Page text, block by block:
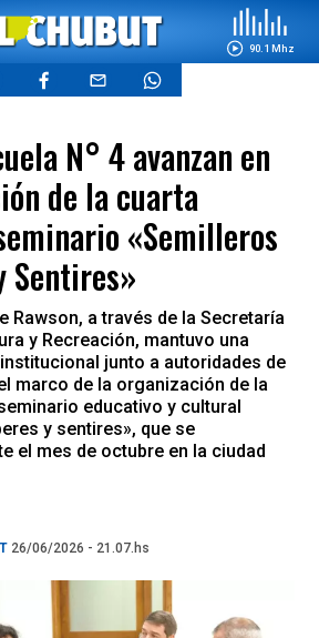
90.1 Mhz
N° 4 avanzan en
de la cuarta
«Semilleros
Sentires»
Rawson, a través de la Secretaría
y Recreación, mantuvo una
junto a autoridades de
marco de la organización de la
educativo y cultural
y sentires», que se
el mes de octubre en la ciudad
26/06/2026 - 21.07.hs